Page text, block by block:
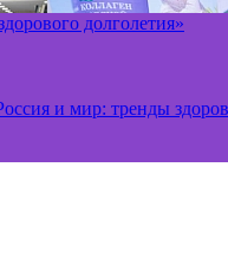
долголетия»
и мир: тренды